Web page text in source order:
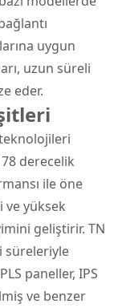
uygun
uzun süreli
eder.
derecelik
ile öne
ve yüksek
geliştirir. TN
süreleriyle
paneller, IPS
ve benzer